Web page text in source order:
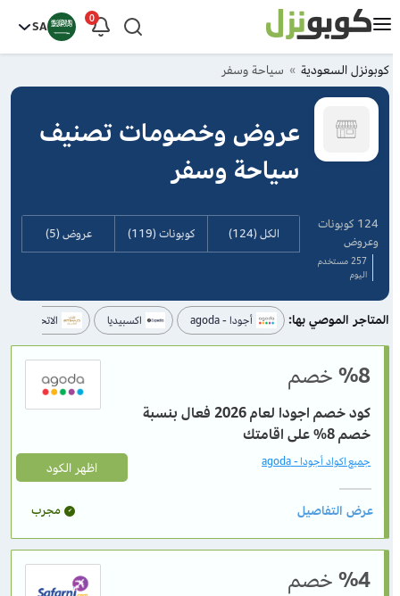
0
SA
كوبونزل السعودية سياحة وسفر
عروض وخصومات تصنيف
سياحة وسفر
124 كوبونات
وعروض
257 مستخدم
اليوم
الكل (124) كوبونات (119) عروض (5)
المتاجر الموصي بها: أجودا - agoda اكسبيديا الاتحاد
%8خصم
كود خصم اجودا لعام 2026 فعال بنسبة
خصم 8% على اقامتك
اظهر الكود جميع اكواد أجودا - agoda
مجرب
%4خصم